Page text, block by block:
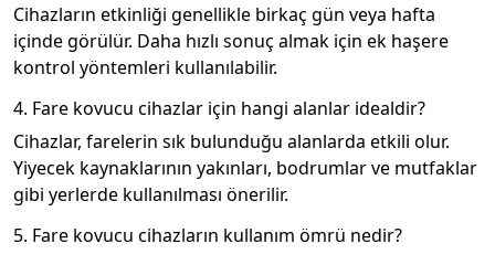
Cihazların etkinliği genellikle birkaç gün veya hafta
içinde görülür. Daha hızlı sonuç almak için ek haşere
kontrol yöntemleri kullanılabilir.
4. Fare kovucu cihazlar için hangi alanlar idealdir?
Cihazlar, farelerin sık bulunduğu alanlarda etkili olur.
Yiyecek kaynaklarının yakınları, bodrumlar ve mutfaklar
gibi yerlerde kullanılması önerilir.
5. Fare kovucu cihazların kullanım ömrü nedir?